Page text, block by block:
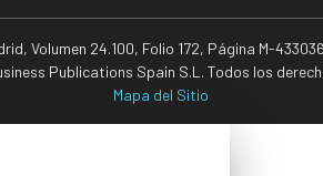
Volumen 24.100, Folio 172, Página M-
Publications Spain S.L. Todos los
Mapa del Sitio